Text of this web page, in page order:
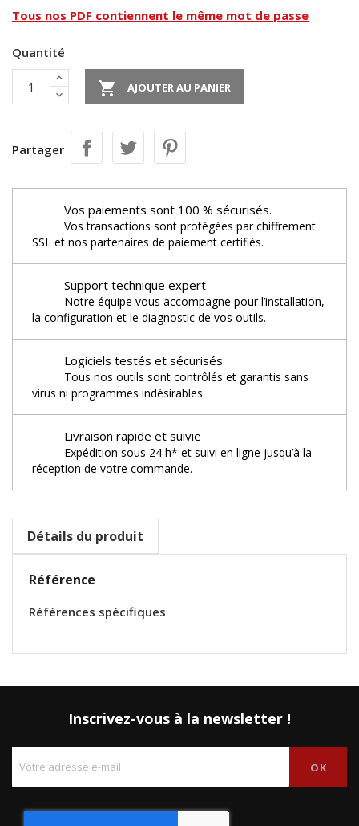
Tous nos PDF contiennent le même mot de passe
Quantité
 AJOUTER AU PANIER
Partager
Vos paiements sont 100 % sécurisés.
Vos transactions sont protégées par chiffrement
SSL et nos partenaires de paiement certifiés.
Support technique expert
Notre équipe vous accompagne pour l’installation,
la configuration et le diagnostic de vos outils.
Logiciels testés et sécurisés
Tous nos outils sont contrôlés et garantis sans
virus ni programmes indésirables.
Livraison rapide et suivie
Expédition sous 24 h* et suivi en ligne jusqu’à la
réception de votre commande.
Détails du produit
Référence
Références spécifiques
Inscrivez-vous à la newsletter !